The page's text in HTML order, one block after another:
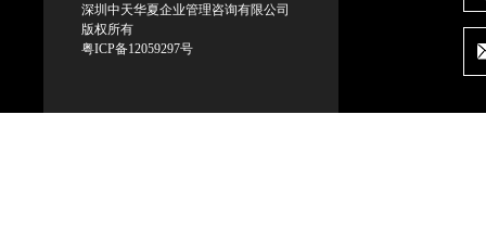
深圳中天华夏企业管理咨询有限公司
版权所有
粤ICP备12059297号